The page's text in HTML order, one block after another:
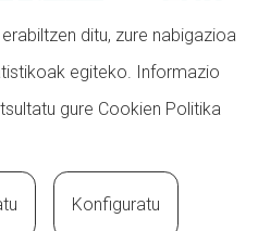
ditu, zure nabigazioa
egiteko. Informazio
gure Cookien Politika
Konfiguratu